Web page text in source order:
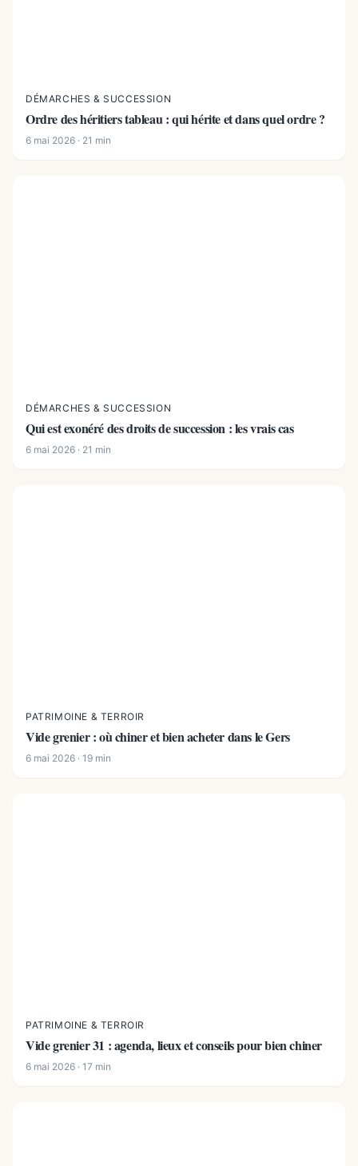
DÉMARCHES & SUCCESSION
Ordre des héritiers tableau : qui hérite et dans quel ordre ?
6 mai 2026 · 21 min
DÉMARCHES & SUCCESSION
Qui est exonéré des droits de succession : les vrais cas
6 mai 2026 · 21 min
PATRIMOINE & TERROIR
Vide grenier : où chiner et bien acheter dans le Gers
6 mai 2026 · 19 min
PATRIMOINE & TERROIR
Vide grenier 31 : agenda, lieux et conseils pour bien chiner
6 mai 2026 · 17 min